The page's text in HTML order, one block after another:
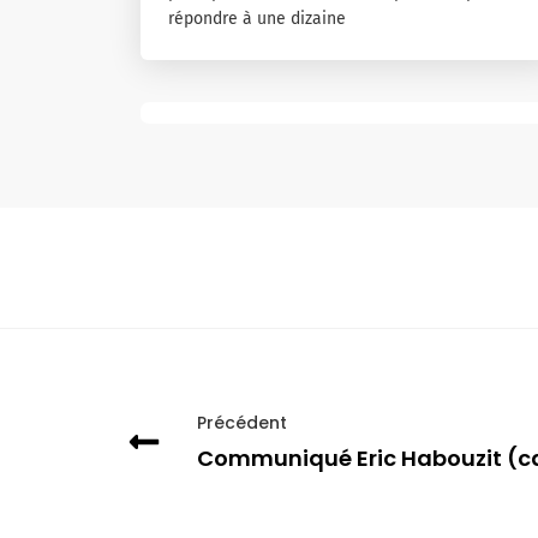
répondre à une dizaine
Précédent
Communiqué Eric Habouzit